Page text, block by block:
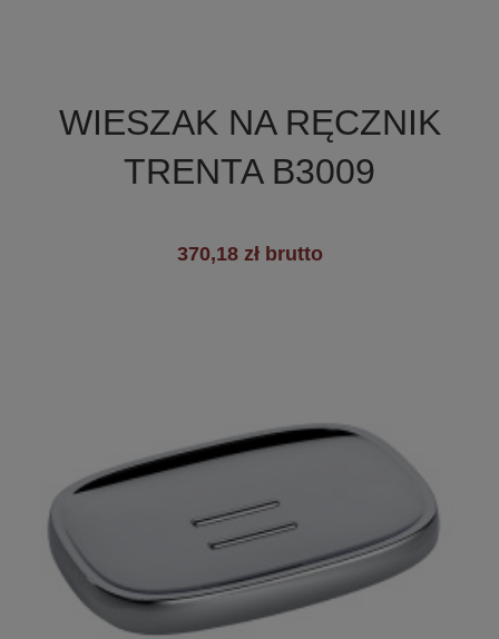
WIESZAK NA RĘCZNIK
TRENTA B3009
370,18 zł brutto